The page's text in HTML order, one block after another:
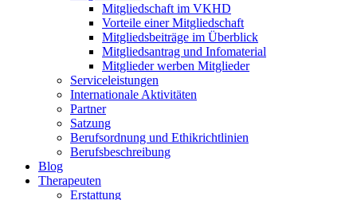
Mitgliedschaft im VKHD
Vorteile einer Mitgliedschaft
Mitgliedsbeiträge im Überblick
Mitgliedsantrag und Infomaterial
Mitglieder werben Mitglieder
Serviceleistungen
Internationale Aktivitäten
Partner
Satzung
Berufsordnung und Ethikrichtlinien
Berufsbeschreibung
Blog
Therapeuten
Erstattung